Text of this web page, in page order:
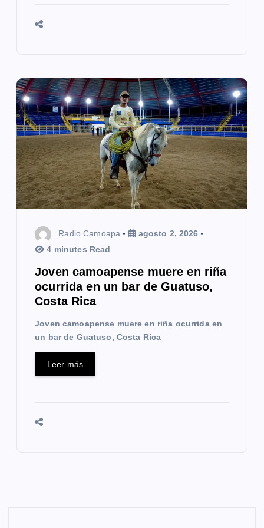
Radio Camoapa
agosto 2, 2026
4 minutes Read
Joven camoapense muere en riña
ocurrida en un bar de Guatuso,
Costa Rica
Joven camoapense muere en riña ocurrida en
un bar de Guatuso, Costa Rica
Leer más